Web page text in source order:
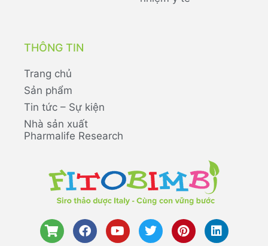
THÔNG TIN
Trang chủ
Sản phẩm
Tin tức – Sự kiện
Nhà sản xuất
Pharmalife Research